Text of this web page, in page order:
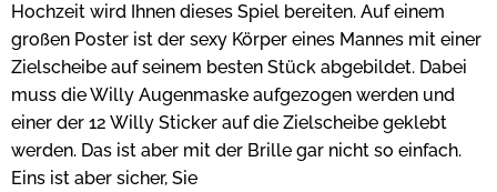
Hochzeit wird Ihnen dieses Spiel bereiten. Auf einem
großen Poster ist der sexy Körper eines Mannes mit einer
Zielscheibe auf seinem besten Stück abgebildet. Dabei
muss die Willy Augenmaske aufgezogen werden und
einer der 12 Willy Sticker auf die Zielscheibe geklebt
werden. Das ist aber mit der Brille gar nicht so einfach.
Eins ist aber sicher, Sie